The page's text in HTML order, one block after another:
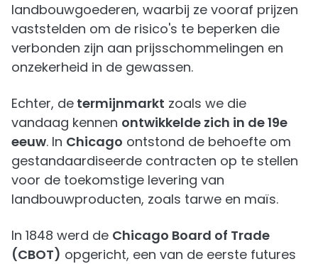
landbouwgoederen, waarbij ze vooraf prijzen
vaststelden om de risico's te beperken die
verbonden zijn aan prijsschommelingen en
onzekerheid in de gewassen.
Echter, de termijnmarkt zoals we die
vandaag kennen ontwikkelde zich in de 19e
eeuw. In Chicago ontstond de behoefte om
gestandaardiseerde contracten op te stellen
voor de toekomstige levering van
landbouwproducten, zoals tarwe en maïs.
In 1848 werd de Chicago Board of Trade
(CBOT) opgericht, een van de eerste futures